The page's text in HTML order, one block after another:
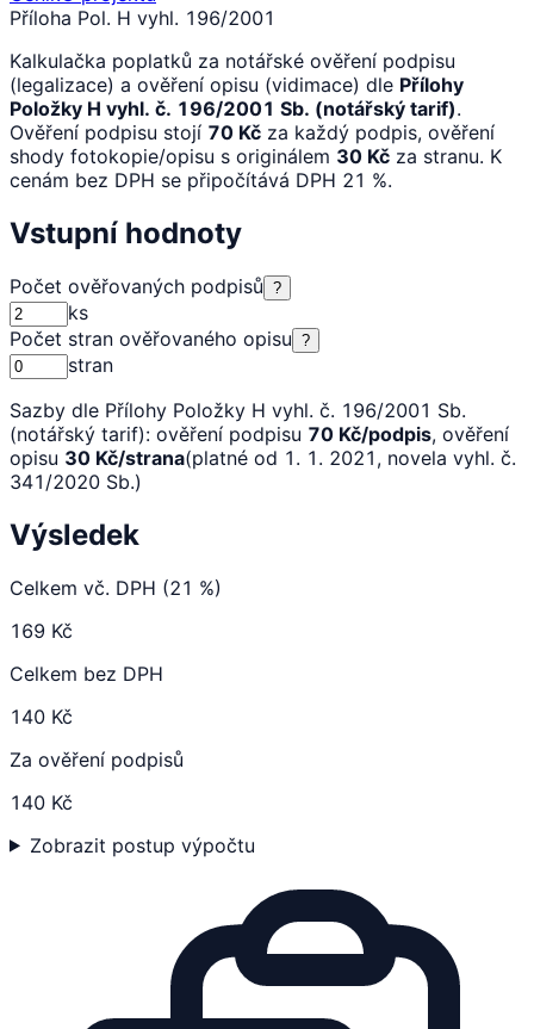
Příloha Pol. H vyhl. 196/2001
Kalkulačka poplatků za notářské ověření podpisu
(legalizace) a ověření opisu (vidimace) dle Přílohy
Položky H vyhl. č. 196/2001 Sb. (notářský tarif).
Ověření podpisu stojí 70 Kč za každý podpis, ověření
shody fotokopie/opisu s originálem 30 Kč za stranu. K
cenám bez DPH se připočítává DPH 21 %.
Vstupní hodnoty
Počet ověřovaných podpisů ?
ks
Počet stran ověřovaného opisu ?
stran
Sazby dle Přílohy Položky H vyhl. č. 196/2001 Sb.
(notářský tarif): ověření podpisu 70 Kč/podpis, ověření
opisu 30 Kč/strana(platné od 1. 1. 2021, novela vyhl. č.
341/2020 Sb.)
Výsledek
Celkem vč. DPH (21 %)
169 Kč
Celkem bez DPH
140 Kč
Za ověření podpisů
140 Kč
Zobrazit postup výpočtu